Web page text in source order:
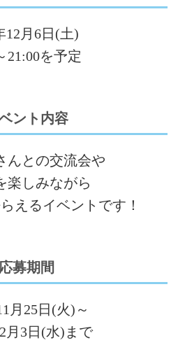
12月6日(土)
21:00を予定
ント内容
んとの交流会や
楽しみながら
えるイベントです！
募期間
月25日(火)～
月3日(水)まで